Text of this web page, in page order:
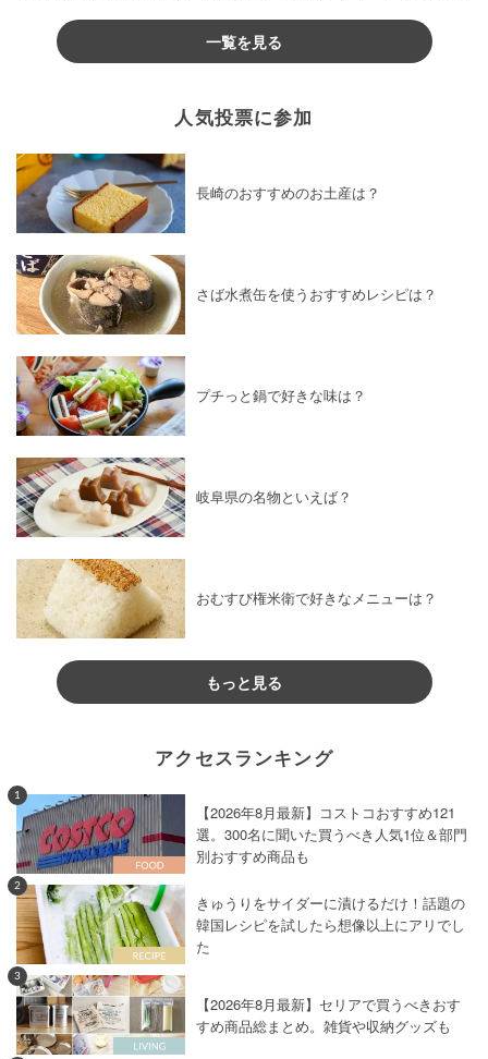
一覧を見る
人気投票に参加
長崎のおすすめのお土産は？
さば水煮缶を使うおすすめレシピは？
プチっと鍋で好きな味は？
岐阜県の名物といえば？
おむすび権米衛で好きなメニューは？
もっと見る
アクセスランキング
1
【2026年8月最新】コストコおすすめ121
選。300名に聞いた買うべき人気1位＆部門
別おすすめ商品も
2
きゅうりをサイダーに漬けるだけ！話題の
韓国レシピを試したら想像以上にアリでし
た
3
【2026年8月最新】セリアで買うべきおす
すめ商品総まとめ。雑貨や収納グッズも